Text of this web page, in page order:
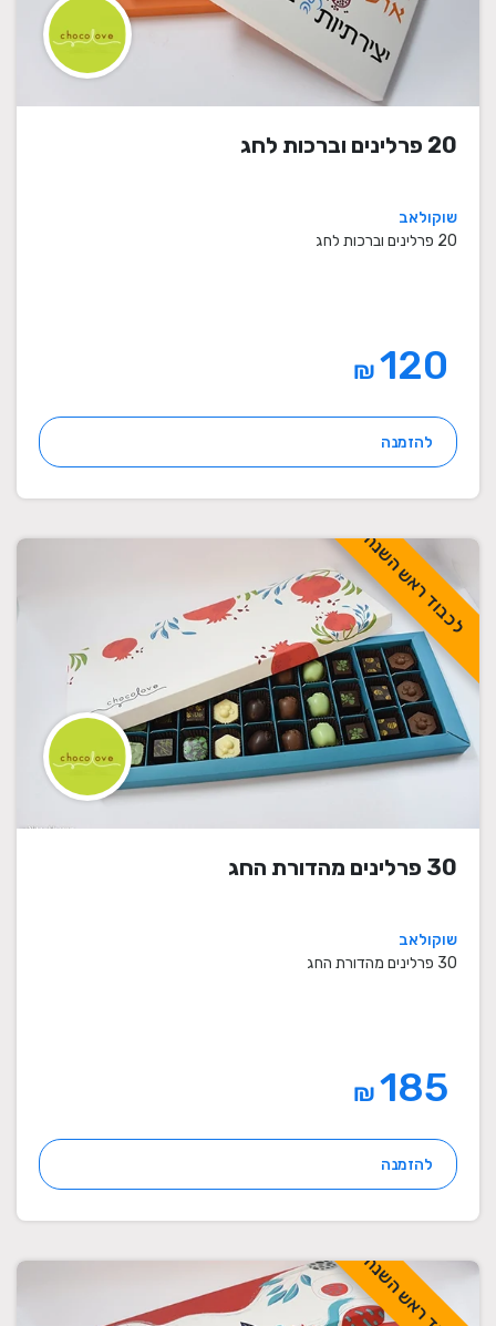
20 פרלינים וברכות לחג
שוקולאב
20 פרלינים וברכות לחג
₪
להזמנה
לכבוד ראש השנה
30 פרלינים מהדורת החג
שוקולאב
30 פרלינים מהדורת החג
₪
להזמנה